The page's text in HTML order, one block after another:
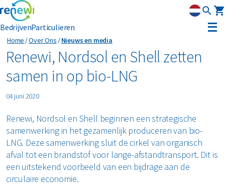
BedrijvenParticulieren
Strategie
Onze divisies
Geschiedenis
Innovatie
Duurzaamheid
Duurzaamheid
Erkenning
Nieuws & media
Circular Reality Scan
Home Over Ons Nieuws en media
Renewi, Nordsol en Shell zetten
samen in op bio-LNG
04 juni 2020
Renewi, Nordsol en Shell beginnen een strategische
samenwerking in het gezamenlijk produceren van bio-
LNG. Deze samenwerking sluit de cirkel van organisch
afval tot een brandstof voor lange-afstandtransport. Dit is
een uitstekend voorbeeld van een bijdrage aan de
circulaire economie.